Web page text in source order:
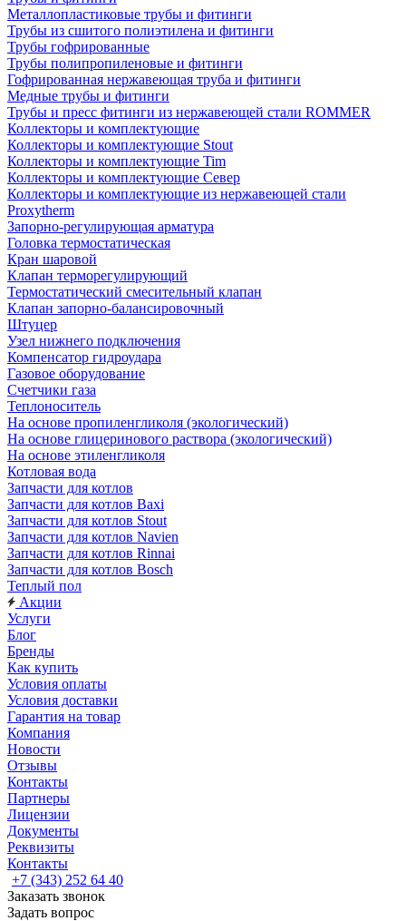
Металлопластиковые трубы и фитинги
Трубы из сшитого полиэтилена и фитинги
Трубы гофрированные
Трубы полипропиленовые и фитинги
Гофрированная нержавеющая труба и фитинги
Медные трубы и фитинги
Трубы и пресс фитинги из нержавеющей стали ROMMER
Коллекторы и комплектующие
Коллекторы и комплектующие Stout
Коллекторы и комплектующие Tim
Коллекторы и комплектующие Север
Коллекторы и комплектующие из нержавеющей стали
Proxytherm
Запорно-регулирующая арматура
Головка термостатическая
Кран шаровой
Клапан терморегулирующий
Термостатический смесительный клапан
Клапан запорно-балансировочный
Штуцер
Узел нижнего подключения
Компенсатор гидроудара
Газовое оборудование
Счетчики газа
Теплоноситель
На основе пропиленгликоля (экологический)
На основе глицеринового раствора (экологический)
На основе этиленгликоля
Котловая вода
Запчасти для котлов
Запчасти для котлов Baxi
Запчасти для котлов Stout
Запчасти для котлов Navien
Запчасти для котлов Rinnai
Запчасти для котлов Bosch
Теплый пол
Акции
Услуги
Блог
Бренды
Как купить
Условия оплаты
Условия доставки
Гарантия на товар
Компания
Новости
Отзывы
Контакты
Партнеры
Лицензии
Документы
Реквизиты
Контакты
+7 (343) 252 64 40
Заказать звонок
Задать вопрос